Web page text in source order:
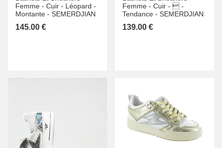
Femme - Cuir - Léopard -
Montante - SEMERDJIAN
145.00 €
Femme - Cuir -  -
Tendance - SEMERDJIAN
139.00 €